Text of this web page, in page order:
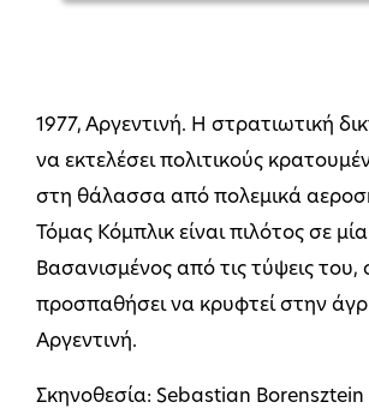
1977, Αργεντινή. Η στρατιωτική
να εκτελέσει πολιτικούς
στη θάλασσα από πολεμικά
Τόμας Κόμπλικ είναι πιλότος σε
Βασανισμένος από τις τύψεις του,
προσπαθήσει να κρυφτεί στην
Αργεντινή.
Σκηνοθεσία: Sebastian Borensztein